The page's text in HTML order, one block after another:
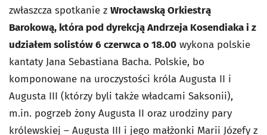
zwłaszcza spotkanie z Wrocławską Orkiestrą
Barokową, która pod dyrekcją Andrzeja Kosendiaka i z
udziałem solistów 6 czerwca o 18.00 wykona polskie
kantaty Jana Sebastiana Bacha. Polskie, bo
komponowane na uroczystości króla Augusta II i
Augusta III (którzy byli także władcami Saksonii),
m.in. pogrzeb żony Augusta II oraz urodziny pary
królewskiej – Augusta III i jego małżonki Marii Józefy z